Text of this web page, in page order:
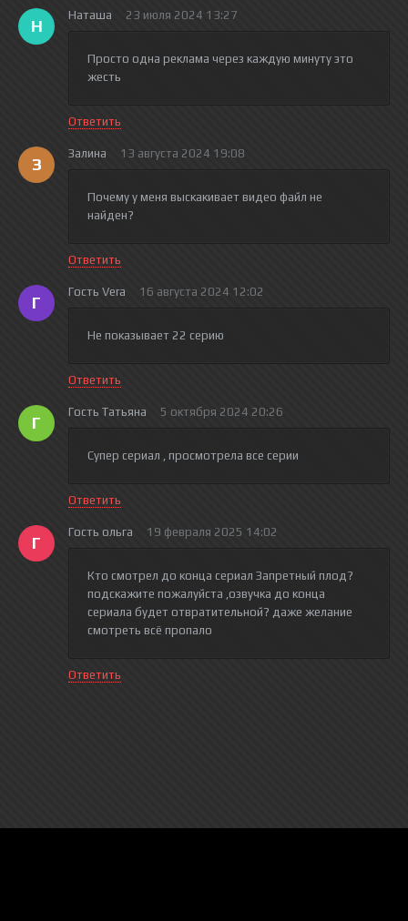
Н
Наташа 23 июля 2024 13:27
Просто одна реклама через каждую минуту это
жесть
Ответить
З
Залина 13 августа 2024 19:08
Почему у меня выскакивает видео файл не
найден?
Ответить
Г
Гость Vera 16 августа 2024 12:02
Не показывает 22 серию
Ответить
Г
Гость Татьяна 5 октября 2024 20:26
Супер сериал , просмотрела все серии
Ответить
Г
Гость ольга 19 февраля 2025 14:02
Кто смотрел до конца сериал Запретный плод?
подскажите пожалуйста ,озвучка до конца
сериала будет отвратительной? даже желание
смотреть всё пропало
Ответить